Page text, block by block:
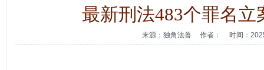
最新刑法483个罪名立
来源：独角法兽 作者： 时间：